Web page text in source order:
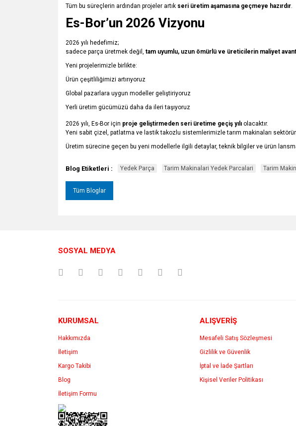
Tüm bu süreçlerin ardından projeler artık seri üretim aşamasına geçmeye hazırdır.
Es-Bor’un 2026 Vizyonu
2026 yılı hedefimiz;
sadece parça üretmek değil, tam uyumlu, uzun ömürlü ve üreticilerin maliyet
Yeni projelerimizle birlikte:
Ürün çeşitliliğimizi artırıyoruz
Global pazarlara uygun modeller geliştiriyoruz
Yerli üretim gücümüzü daha da ileri taşıyoruz
2026 yılı, Es-Bor için proje geliştirmeden seri üretime geçiş yılı olacaktır.
Yeni sabit çizel, patlatma ve lastik takozlu sistemlerimizle tarım makinaları
Üretim sürecine geçen bu yeni modellerle ilgili detaylar, teknik bilgiler ve ürün
Blog Etiketleri : Yedek Parça Tarim Makinalari Yedek Parcalari Tarim
Tüm Bloglar
SOSYAL MEDYA
KURUMSAL
Hakkımızda
İletişim
Kargo Takibi
Blog
İletişim Formu
ALIŞVERİŞ
Mesafeli Satış Sözleşmesi
Gizlilik ve Güvenlik
İptal ve İade Şartları
Kişisel Veriler Politikası